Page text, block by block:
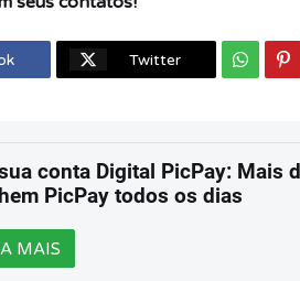
Twitter
conta Digital PicPay: Mais
PicPay todos os dias
MAIS